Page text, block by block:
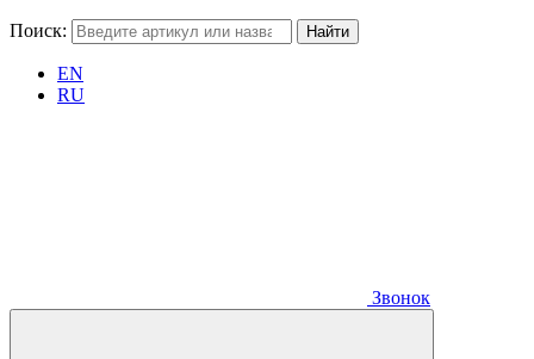
Поиск:
EN
RU
Звонок